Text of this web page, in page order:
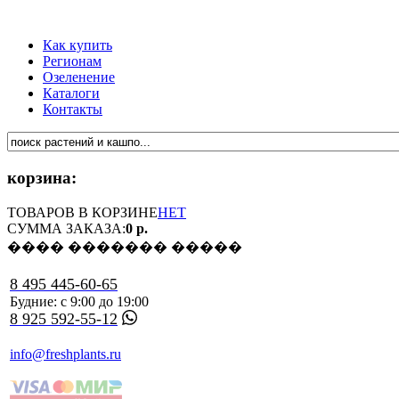
Как купить
Регионам
Озеленение
Каталоги
Контакты
корзина:
ТОВАРОВ В КОРЗИНЕНЕТ
СУММА ЗАКАЗА:0 р.
���� ������� �����
8 495 445-60-65
Будние: с 9:00 до 19:00
8 925 592-55-12
info@freshplants.ru